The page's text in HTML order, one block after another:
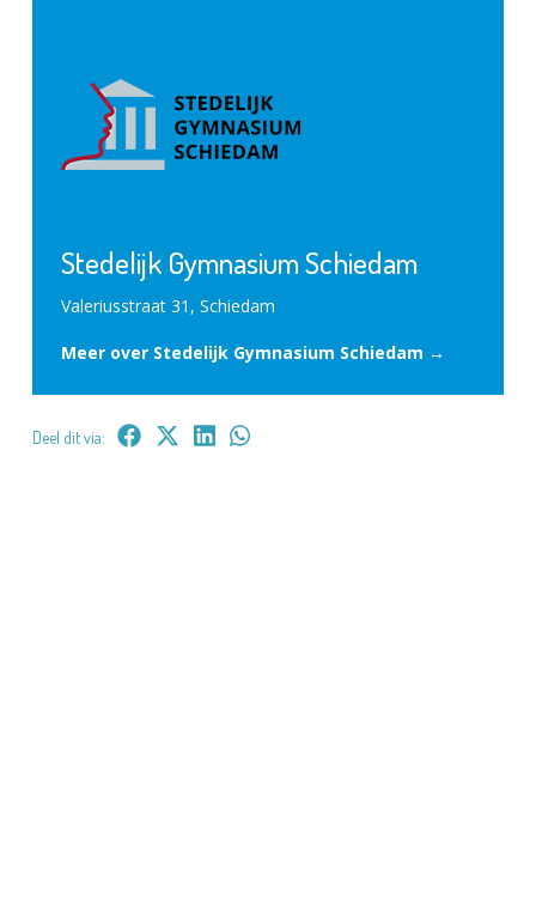
Stedelijk Gymnasium Schiedam
Valeriusstraat 31, Schiedam
Meer over Stedelijk Gymnasium Schiedam →
Deel dit via: